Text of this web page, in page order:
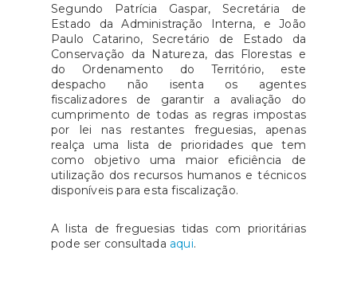
Segundo Patrícia Gaspar, Secretária de
Estado da Administração Interna, e João
Paulo Catarino, Secretário de Estado da
Conservação da Natureza, das Florestas e
do Ordenamento do Território, este
despacho não isenta os agentes
fiscalizadores de garantir a avaliação do
cumprimento de todas as regras impostas
por lei nas restantes freguesias, apenas
realça uma lista de prioridades que tem
como objetivo uma maior eficiência de
utilização dos recursos humanos e técnicos
disponíveis para esta fiscalização.
A lista de freguesias tidas com prioritárias
pode ser consultada aqui.